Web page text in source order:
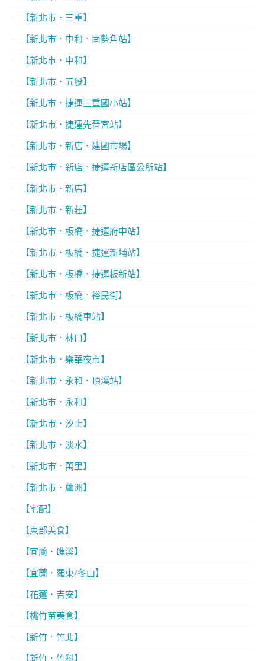
【新北市．三重】
【新北市．中和．南勢角站】
【新北市．中和】
【新北市．五股】
【新北市．捷運三重國小站】
【新北市．捷運先嗇宮站】
【新北市．新店．建國市場】
【新北市．新店．捷運新店區公所站】
【新北市．新店】
【新北市．新莊】
【新北市．板橋．捷運府中站】
【新北市．板橋．捷運新埔站】
【新北市．板橋．捷運板新站】
【新北市．板橋．裕民街】
【新北市．板橋車站】
【新北市．林口】
【新北市．樂華夜市】
【新北市．永和．頂溪站】
【新北市．永和】
【新北市．汐止】
【新北市．淡水】
【新北市．萬里】
【新北市．蘆洲】
【宅配】
【東部美食】
【宜蘭．礁溪】
【宜蘭．羅東/冬山】
【花蓮．吉安】
【桃竹苗美食】
【新竹．竹北】
【新竹．竹科】